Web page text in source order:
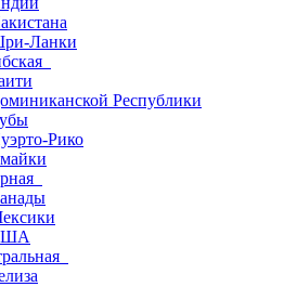
Ланки
Республики
Рико